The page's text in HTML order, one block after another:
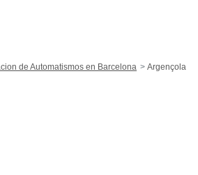
de Automatismos en Barcelona Argençola